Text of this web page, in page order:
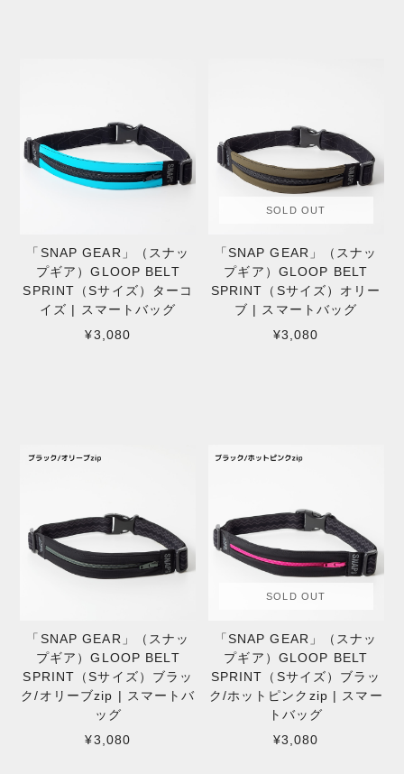
「SNAP GEAR」（スナッ
プギア）GLOOP BELT
SPRINT（Sサイズ）ターコ
イズ | スマートバッグ
¥3,080
SOLD OUT
「SNAP GEAR」（スナッ
プギア）GLOOP BELT
SPRINT（Sサイズ）オリー
ブ | スマートバッグ
¥3,080
「SNAP GEAR」（スナッ
プギア）GLOOP BELT
SPRINT（Sサイズ）ブラッ
ク/オリーブzip | スマートバ
ッグ
¥3,080
SOLD OUT
「SNAP GEAR」（スナッ
プギア）GLOOP BELT
SPRINT（Sサイズ）ブラッ
ク/ホットピンクzip | スマー
トバッグ
¥3,080